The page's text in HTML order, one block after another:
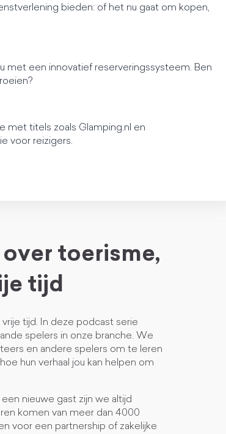
bieden: of het nu gaat om kopen,
met een innovatief reserveringssysteem. Ben
met titels zoals Glamping.nl en
voor reizigers.
toerisme,
tijd
tijd. In deze podcast serie
spelers in onze branche. We
en andere spelers om te leren
hun verhaal jou kan helpen om
nieuwe gast zijn we altijd
komen van meer dan 4000
voor een partnership of zakelijke